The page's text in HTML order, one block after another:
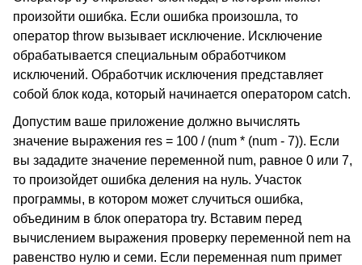
произойти ошибка. Если ошибка произошла, то
оператор throw вызывает исключение. Исключение
обрабатывается специальным обработчиком
исключений. Обработчик исключения представляет
собой блок кода, который начинается оператором catch.
Допустим ваше приложение должно вычислять
значение выражения res = 100 / (num * (num - 7)). Если
вы зададите значение переменной num, равное 0 или 7,
то произойдет ошибка деления на нуль. Участок
программы, в котором может случиться ошибка,
объединим в блок оператора try. Вставим перед
вычислением выражения проверку переменной nem на
равенство нулю и семи. Если переменная num примет